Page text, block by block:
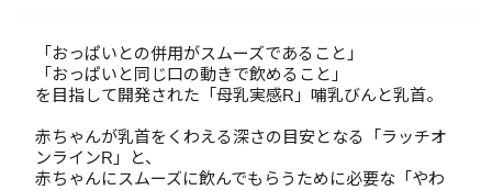
「おっぱいとの併用がスムーズであること」
「おっぱいと同じ口の動きで飲めること」
を目指して開発された「母乳実感R」哺乳びんと乳首。
赤ちゃんが乳首をくわえる深さの目安となる「ラッチオ
ンラインR」と、
赤ちゃんにスムーズに飲んでもらうために必要な「やわ